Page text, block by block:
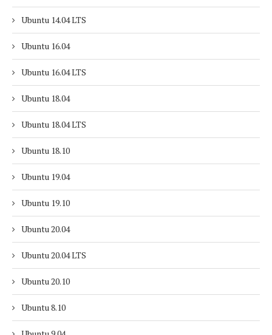
Ubuntu 14.04 LTS
Ubuntu 16.04
Ubuntu 16.04 LTS
Ubuntu 18.04
Ubuntu 18.04 LTS
Ubuntu 18.10
Ubuntu 19.04
Ubuntu 19.10
Ubuntu 20.04
Ubuntu 20.04 LTS
Ubuntu 20.10
Ubuntu 8.10